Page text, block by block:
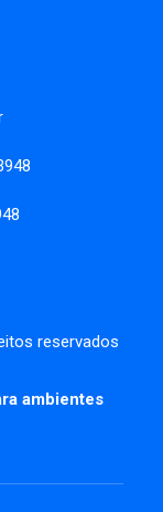
reservados
ambientes